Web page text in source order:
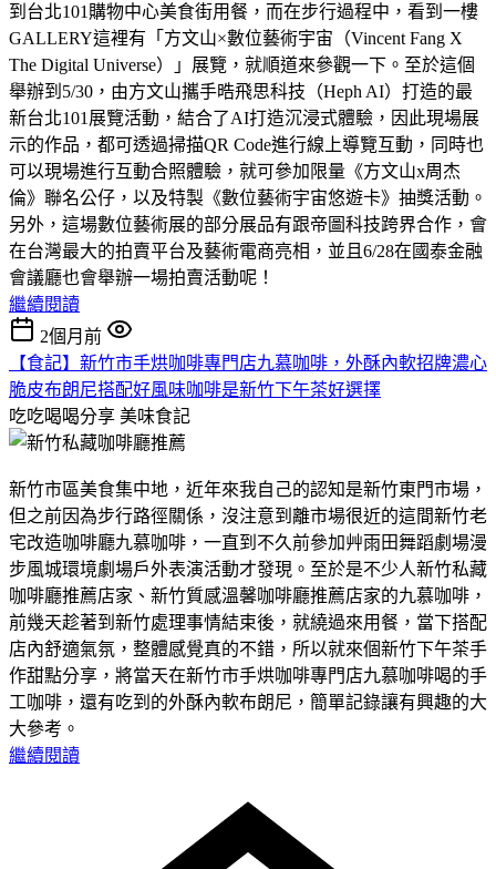
到台北101購物中心美食街用餐，而在步行過程中，看到一樓
GALLERY這裡有「方文山×數位藝術宇宙（Vincent Fang X
The Digital Universe）」展覽，就順道來參觀一下。至於這個
舉辦到5/30，由方文山攜手晧飛思科技（Heph AI）打造的最
新台北101展覽活動，結合了AI打造沉浸式體驗，因此現場展
示的作品，都可透過掃描QR Code進行線上導覽互動，同時也
可以現場進行互動合照體驗，就可參加限量《方文山x周杰
倫》聯名公仔，以及特製《數位藝術宇宙悠遊卡》抽獎活動。
另外，這場數位藝術展的部分展品有跟帝圖科技跨界合作，會
在台灣最大的拍賣平台及藝術電商亮相，並且6/28在國泰金融
會議廳也會舉辦一場拍賣活動呢！
繼續閱讀
2個月前
【食記】新竹市手烘咖啡專門店九慕咖啡，外酥內軟招牌濃心
脆皮布朗尼搭配好風味咖啡是新竹下午茶好選擇
吃吃喝喝分享 美味食記
新竹市區美食集中地，近年來我自己的認知是新竹東門市場，
但之前因為步行路徑關係，沒注意到離市場很近的這間新竹老
宅改造咖啡廳九慕咖啡，一直到不久前參加艸雨田舞蹈劇場漫
步風城環境劇場戶外表演活動才發現。至於是不少人新竹私藏
咖啡廳推薦店家、新竹質感溫馨咖啡廳推薦店家的九慕咖啡，
前幾天趁著到新竹處理事情結束後，就繞過來用餐，當下搭配
店內舒適氣氛，整體感覺真的不錯，所以就來個新竹下午茶手
作甜點分享，將當天在新竹市手烘咖啡專門店九慕咖啡喝的手
工咖啡，還有吃到的外酥內軟布朗尼，簡單記錄讓有興趣的大
大參考。
繼續閱讀